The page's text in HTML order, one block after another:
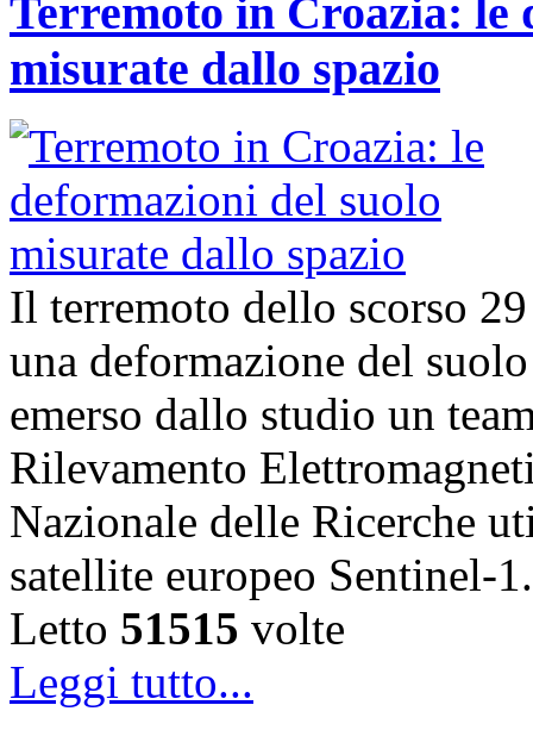
Terremoto in Croazia: le
misurate dallo spazio
Il terremoto dello scorso
una deformazione del
emerso dallo studio un
Rilevamento
Nazionale delle Ricerche
satellite europeo
Letto 51515 volte
Leggi tutto...